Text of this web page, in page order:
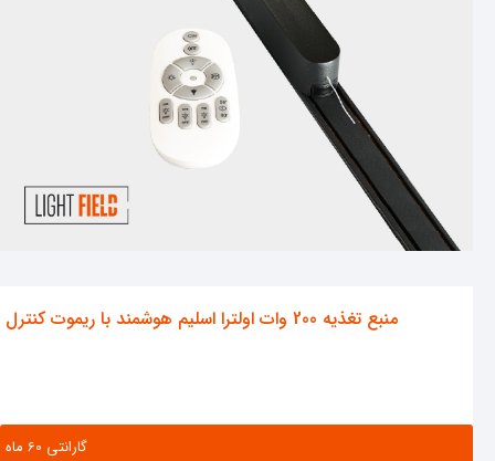
منبع تغذیه 200 وات اولترا اسلیم هوشمند با ریموت کنترل
گارانتی ‌60 ماه